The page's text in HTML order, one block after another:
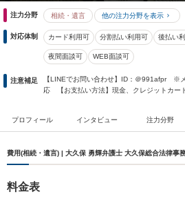
注力分野 相続・遺言 他の注力分野を表示
対応体制 カード利用可 分割払い利用可 後払い
夜間面談可 WEB面談可
注意補足
【LINEでお問い合わせ】ID：＠991afpr ※
応 【お支払い方法】現金、クレジットカー
プロフィール インタビュー 注力分野
費用(相続・遺言) | 大久保 勇輝弁護士 大久保総合法律事
料金表